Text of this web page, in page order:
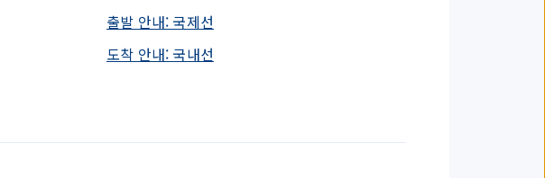
출발 안내: 국제선
도착 안내: 국내선